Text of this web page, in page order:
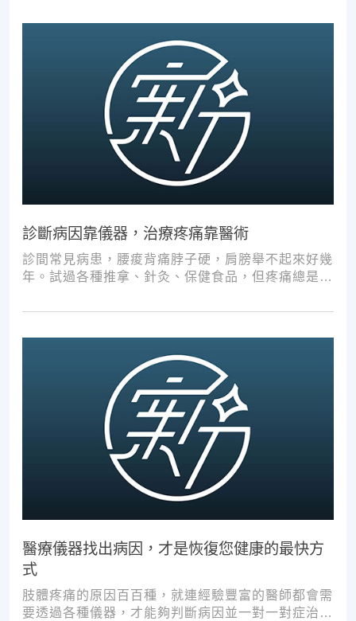
診斷病因靠儀器，治療疼痛靠醫術
診間常見病患，腰痠背痛脖子硬，肩膀舉不起來好幾
年。試過各種推拿、針灸、保健食品，但疼痛總是時
醫療儀器找出病因，才是恢復您健康的最快方
式
肢體疼痛的原因百百種，就連經驗豐富的醫師都會需
要透過各種儀器，才能夠判斷病因並一對一對症治